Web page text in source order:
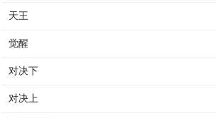
天王
觉醒
对决下
对决上